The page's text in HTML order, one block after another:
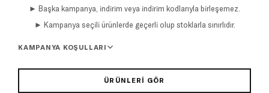
► Başka kampanya, indirim veya indirim kodlarıyla birleşemez.
► Kampanya seçili ürünlerde geçerli olup stoklarla sınırlıdır.
KAMPANYA KOŞULLARI
ÜRÜNLERI GÖR